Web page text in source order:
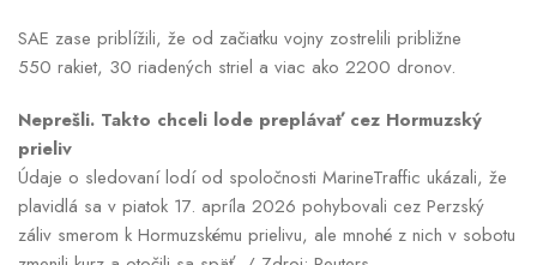
SAE zase priblížili, že od začiatku vojny zostrelili približne
550 rakiet, 30 riadených striel a viac ako 2200 dronov.
Neprešli. Takto chceli lode preplávať cez Hormuzský
prieliv
Údaje o sledovaní lodí od spoločnosti MarineTraffic ukázali, že
plavidlá sa v piatok 17. apríla 2026 pohybovali cez Perzský
záliv smerom k Hormuzskému prielivu, ale mnohé z nich v sobotu